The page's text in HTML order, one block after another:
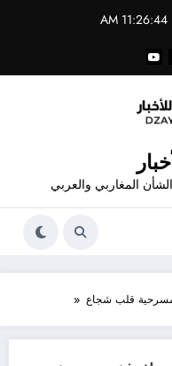
11:26:44 AM
المغاربي والعربي
قلب شجاع